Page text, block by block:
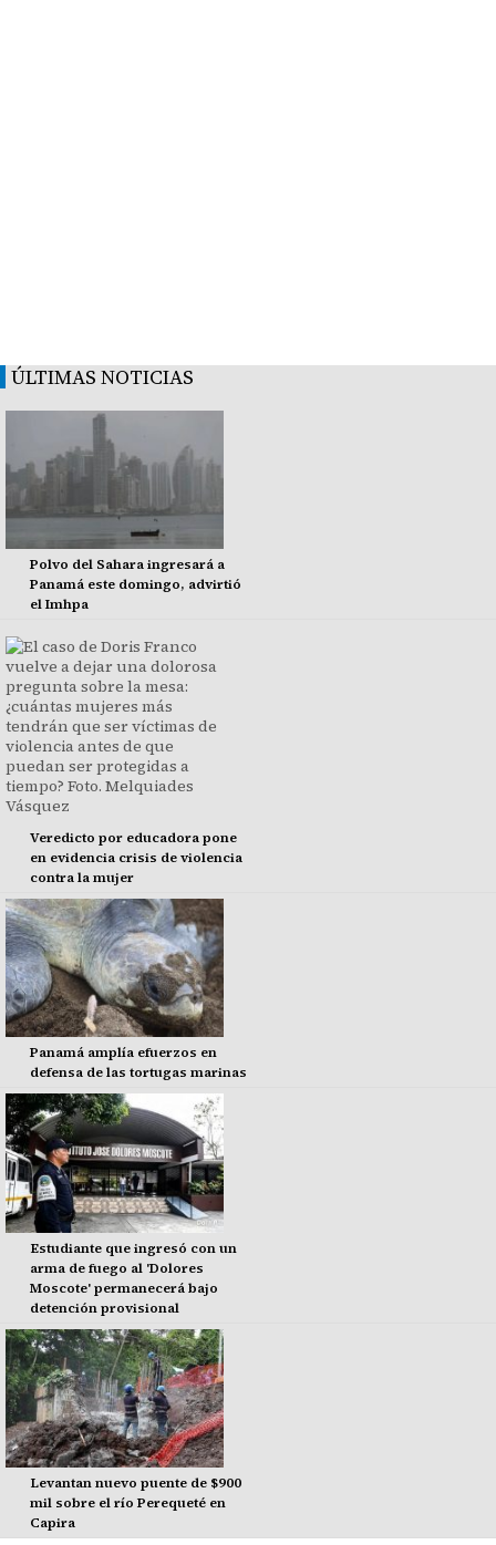
ÚLTIMAS NOTICIAS
Polvo del Sahara ingresará a
Panamá este domingo, advirtió
el Imhpa
Veredicto por educadora pone
en evidencia crisis de violencia
contra la mujer
Panamá amplía efuerzos en
defensa de las tortugas marinas
Estudiante que ingresó con un
arma de fuego al 'Dolores
Moscote' permanecerá bajo
detención provisional
Levantan nuevo puente de $900
mil sobre el río Perequeté en
Capira